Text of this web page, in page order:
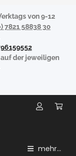
von 9-12
7821 58838 30
der jeweiligen
mehr...